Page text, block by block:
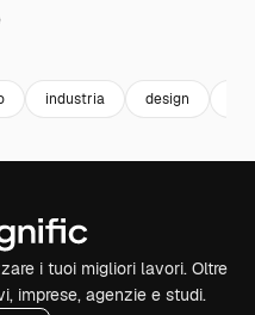
industria design
i tuoi migliori lavori. Oltre
imprese, agenzie e studi.